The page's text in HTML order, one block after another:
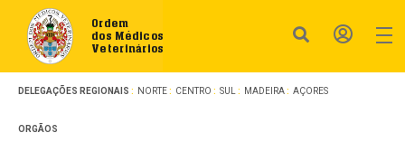
Ordem
dos Médicos
Veterinários
DELEGAÇÕES REGIONAIS NORTE CENTRO SUL MADEIRA AÇORES
ORGÃOS